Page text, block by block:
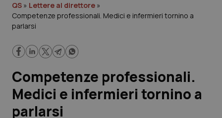
Governo e Parlamento
Regioni e Asl
Lavoro e Professioni
Scienza e Farmaci
QS » Lettere al direttore »
Competenze professionali. Medici e infermieri tornino a
parlarsi
Competenze professionali.
Medici e infermieri tornino a
parlarsi